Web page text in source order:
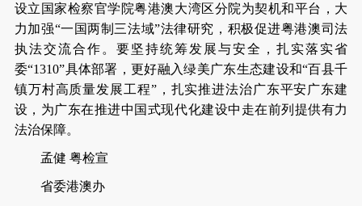
设立国家检察官学院粤港澳大湾区分院为契机和平台，大
力加强“一国两制三法域”法律研究，积极促进粤港澳司法
执法交流合作。要坚持统筹发展与安全，扎实落实省
委“1310”具体部署，更好融入绿美广东生态建设和“百县千
镇万村高质量发展工程”，扎实推进法治广东平安广东建
设，为广东在推进中国式现代化建设中走在前列提供有力
法治保障。
孟健 粤检宣
省委港澳办